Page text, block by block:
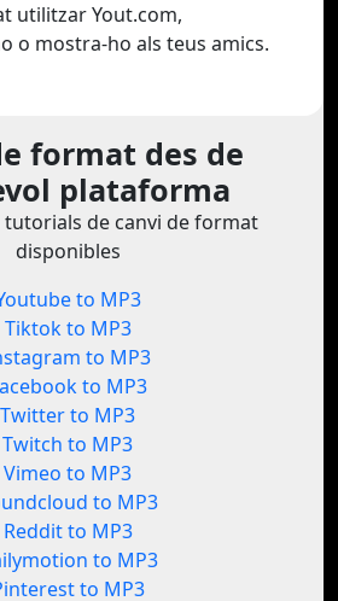
utilitzar Yout.com,
o mostra-ho als teus amics.
format des de
plataforma
tutorials de canvi de format
disponibles
to MP3
Tiktok to MP3
to MP3
to MP3
Twitter to MP3
Twitch to MP3
Vimeo to MP3
to MP3
Reddit to MP3
to MP3
to MP3